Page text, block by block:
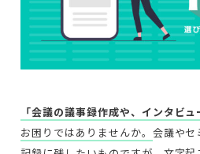
「会議の議事録作成や、インタビ
お困りではありませんか。 会議やセ